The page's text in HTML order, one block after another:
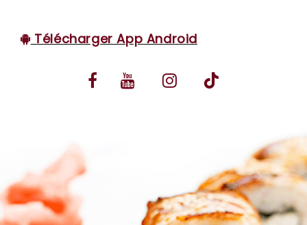
VOS AVIS
MENTIONS LÉGALES
Télécharger App Android